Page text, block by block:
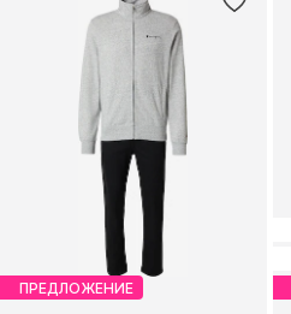
ПРЕДЛОЖЕНИЕ